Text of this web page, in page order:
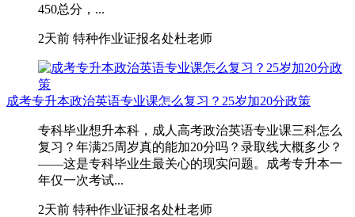
450总分，...
2天前 特种作业证报名处杜老师
成考专升本政治英语专业课怎么复习？25岁加20分政策
专科毕业想升本科，成人高考政治英语专业课三科怎么
复习？年满25周岁真的能加20分吗？录取线大概多少？
——这是专科毕业生最关心的现实问题。成考专升本一
年仅一次考试...
2天前 特种作业证报名处杜老师